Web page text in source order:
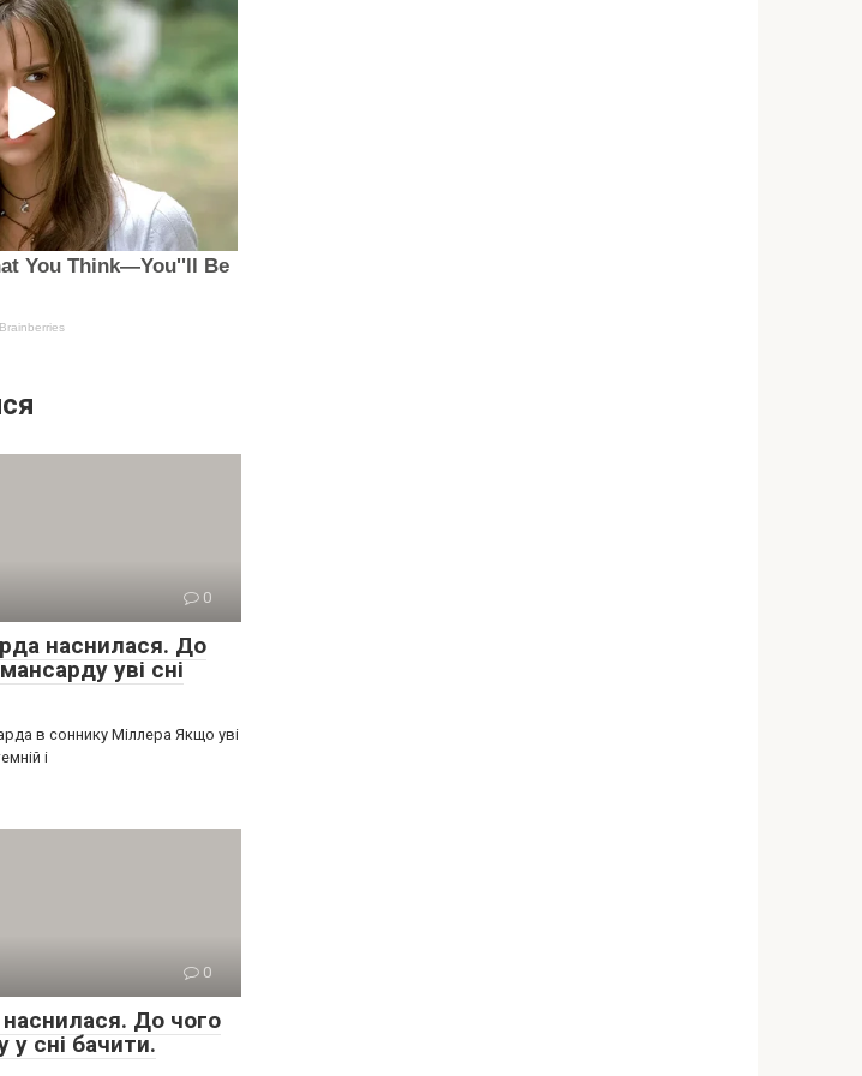
0
наснилася. До
уві сні
в соннику Міллера Якщо уві
і
0
До чого
у сні бачити.